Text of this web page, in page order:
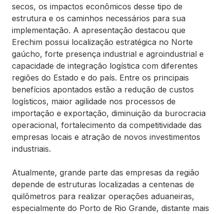
secos, os impactos econômicos desse tipo de
estrutura e os caminhos necessários para sua
implementação. A apresentação destacou que
Erechim possui localização estratégica no Norte
gaúcho, forte presença industrial e agroindustrial e
capacidade de integração logística com diferentes
regiões do Estado e do país. Entre os principais
benefícios apontados estão a redução de custos
logísticos, maior agilidade nos processos de
importação e exportação, diminuição da burocracia
operacional, fortalecimento da competitividade das
empresas locais e atração de novos investimentos
industriais.
Atualmente, grande parte das empresas da região
depende de estruturas localizadas a centenas de
quilômetros para realizar operações aduaneiras,
especialmente do Porto de Rio Grande, distante mais